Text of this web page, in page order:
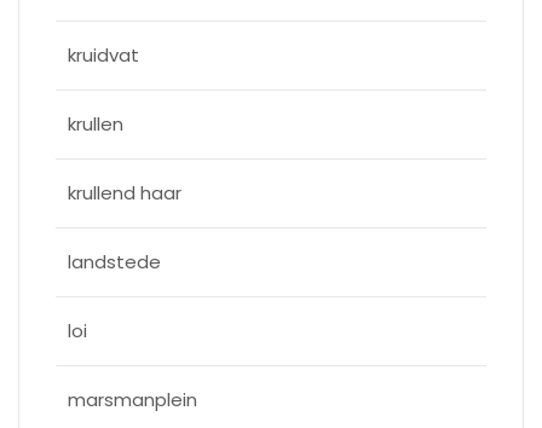
kruidvat
krullen
krullend haar
landstede
loi
marsmanplein